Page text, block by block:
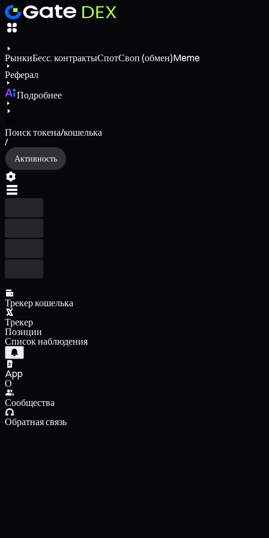
РынкиБесс. контрактыСпотСвоп (обмен)Meme
Реферал
Подробнее
Поиск токена/кошелька
/
Активность
Трекер кошелька
Трекер
Позиции
Список наблюдения
App
О
Сообщества
Обратная связь